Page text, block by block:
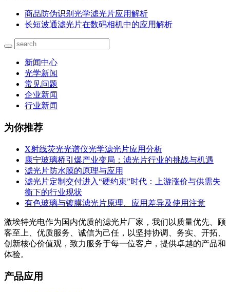
商品防伪识别光学滤光片应用解析
长短波通滤光片在数码相机中的应用解析
新闻中心
光学新闻
常见问题
企业新闻
行业新闻
为你推荐
X射线荧光光谱仪光学滤光片应用分析
康宁玻璃桥引爆产业变局：滤光片行业的挑战与机遇
滤光片防水膜的原理与应用
滤光片定制交付进入“硬约束”时代：上游涨价与供需失
衡下的行业现状
有色玻璃与镀膜滤光片原理、应用差异及使用注意
激埃特光电作为国内优质的滤光片厂家，我们以质量优先、顾
客至上、优质服务、诚信为己任，以坚持协调、务实、开拓、
创新核心价值观，致力服务于每一位客户，提供卓越的产品和
体验。
产品应用